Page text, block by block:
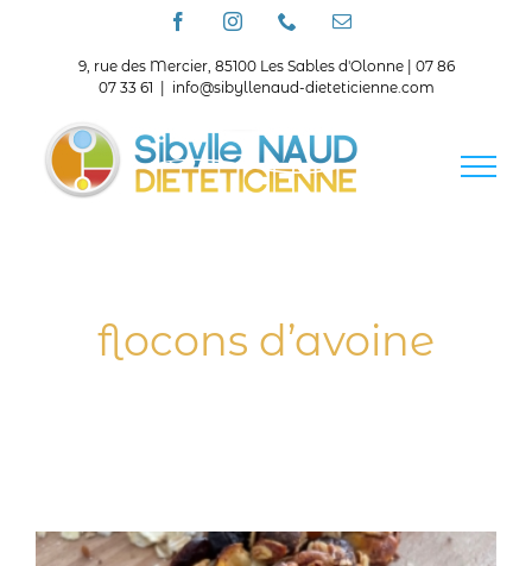
FacebookInstagramTéléphoneEmail
9, rue des Mercier, 85100 Les Sables d'Olonne | 07 86
07 33 61
info@sibyllenaud-dieteticienne.com
flocons d’avoine